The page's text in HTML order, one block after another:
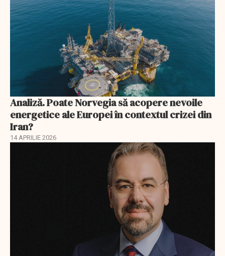
Analiză. Poate Norvegia să acopere nevoile
energetice ale Europei în contextul crizei din
Iran?
14 APRILIE 2026